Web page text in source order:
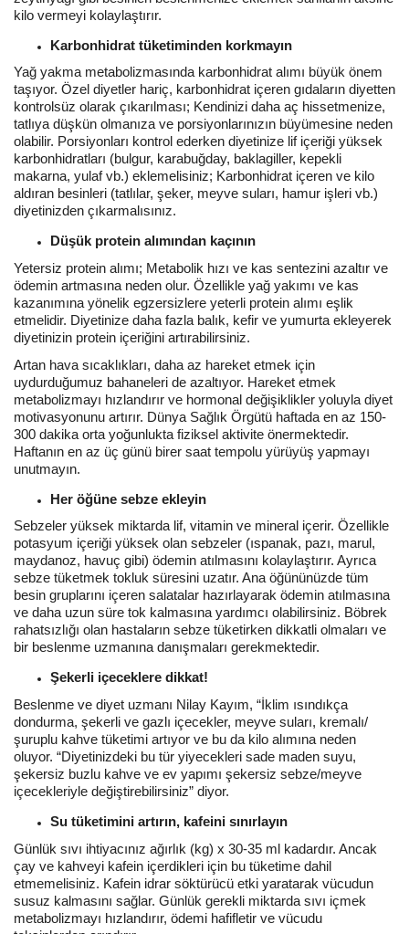
kilo vermeyi kolaylaştırır.
Karbonhidrat tüketiminden korkmayın
Yağ yakma metabolizmasında karbonhidrat alımı büyük önem
taşıyor. Özel diyetler hariç, karbonhidrat içeren gıdaların diyetten
kontrolsüz olarak çıkarılması; Kendinizi daha aç hissetmenize,
tatlıya düşkün olmanıza ve porsiyonlarınızın büyümesine neden
olabilir. Porsiyonları kontrol ederken diyetinize lif içeriği yüksek
karbonhidratları (bulgur, karabuğday, baklagiller, kepekli
makarna, yulaf vb.) eklemelisiniz; Karbonhidrat içeren ve kilo
aldıran besinleri (tatlılar, şeker, meyve suları, hamur işleri vb.)
diyetinizden çıkarmalısınız.
Düşük protein alımından kaçının
Yetersiz protein alımı; Metabolik hızı ve kas sentezini azaltır ve
ödemin artmasına neden olur. Özellikle yağ yakımı ve kas
kazanımına yönelik egzersizlere yeterli protein alımı eşlik
etmelidir. Diyetinize daha fazla balık, kefir ve yumurta ekleyerek
diyetinizin protein içeriğini artırabilirsiniz.
Artan hava sıcaklıkları, daha az hareket etmek için
uydurduğumuz bahaneleri de azaltıyor. Hareket etmek
metabolizmayı hızlandırır ve hormonal değişiklikler yoluyla diyet
motivasyonunu artırır. Dünya Sağlık Örgütü haftada en az 150-
300 dakika orta yoğunlukta fiziksel aktivite önermektedir.
Haftanın en az üç günü birer saat tempolu yürüyüş yapmayı
unutmayın.
Her öğüne sebze ekleyin
Sebzeler yüksek miktarda lif, vitamin ve mineral içerir. Özellikle
potasyum içeriği yüksek olan sebzeler (ıspanak, pazı, marul,
maydanoz, havuç gibi) ödemin atılmasını kolaylaştırır. Ayrıca
sebze tüketmek tokluk süresini uzatır. Ana öğününüzde tüm
besin gruplarını içeren salatalar hazırlayarak ödemin atılmasına
ve daha uzun süre tok kalmasına yardımcı olabilirsiniz. Böbrek
rahatsızlığı olan hastaların sebze tüketirken dikkatli olmaları ve
bir beslenme uzmanına danışmaları gerekmektedir.
Şekerli içeceklere dikkat!
Beslenme ve diyet uzmanı Nilay Kayım, “İklim ısındıkça
dondurma, şekerli ve gazlı içecekler, meyve suları, kremalı/
şuruplu kahve tüketimi artıyor ve bu da kilo alımına neden
oluyor. “Diyetinizdeki bu tür yiyecekleri sade maden suyu,
şekersiz buzlu kahve ve ev yapımı şekersiz sebze/meyve
içecekleriyle değiştirebilirsiniz” diyor.
Su tüketimini artırın, kafeini sınırlayın
Günlük sıvı ihtiyacınız ağırlık (kg) x 30-35 ml kadardır. Ancak
çay ve kahveyi kafein içerdikleri için bu tüketime dahil
etmemelisiniz. Kafein idrar söktürücü etki yaratarak vücudun
susuz kalmasını sağlar. Günlük gerekli miktarda sıvı içmek
metabolizmayı hızlandırır, ödemi hafifletir ve vücudu